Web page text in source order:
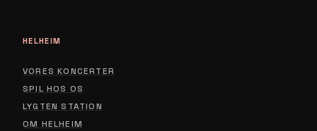
HELHEIM
VORES KONCERTER
SPIL HOS OS
LYGTEN STATION
OM HELHEIM